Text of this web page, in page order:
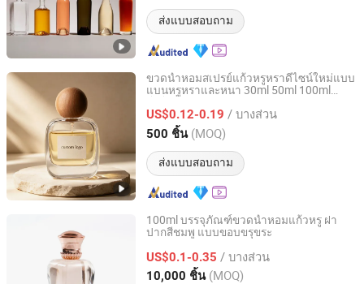
ส่งแบบสอบถาม
ขวดน้ำหอมสเปรย์แก้วหรูหราดีไซน์ใหม่แบบ
แบนหรูหราและหนา 30ml 50ml 100ml
US$0.12-0.19 / บางส่วน
500 ชิ้น (MOQ)
ส่งแบบสอบถาม
Xuzhou Youchum International Trade Co., Ltd.
Jiangsu, China อัตราจาก 2022
100ml บรรจุภัณฑ์ขวดน้ำหอมแก้วหรู ฝา
ปากสีชมพู แบบขอบขรุขระ
US$0.1-0.35 / บางส่วน
10,000 ชิ้น (MOQ)
Houben Packaging Technology Co., Ltd.
Jiangsu, China อัตราจาก 2024